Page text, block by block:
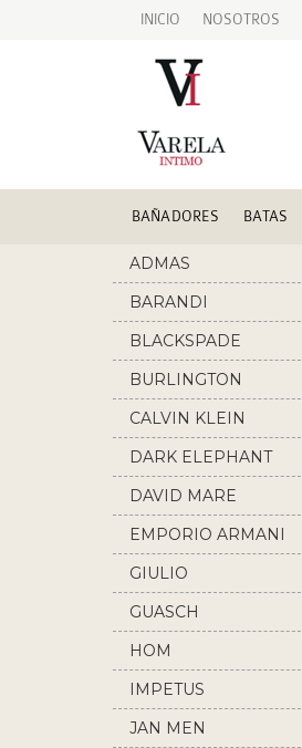
INICIO NOSOTROS
BAÑADORES BATAS
ADMAS
BARANDI
BLACKSPADE
BURLINGTON
CALVIN KLEIN
DARK ELEPHANT
DAVID MARE
EMPORIO ARMANI
GIULIO
GUASCH
HOM
IMPETUS
JAN MEN